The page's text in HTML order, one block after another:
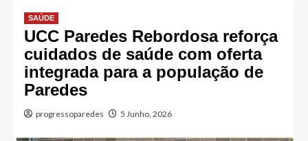
SAÚDE
UCC Paredes Rebordosa reforça
cuidados de saúde com oferta
integrada para a população de
Paredes
progressoparedes 5 Junho, 2026